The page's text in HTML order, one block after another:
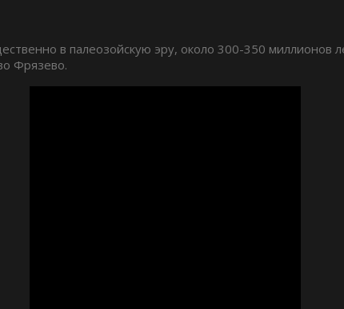
в палеозойскую эру, около 300-350 миллионов
Фрязево.